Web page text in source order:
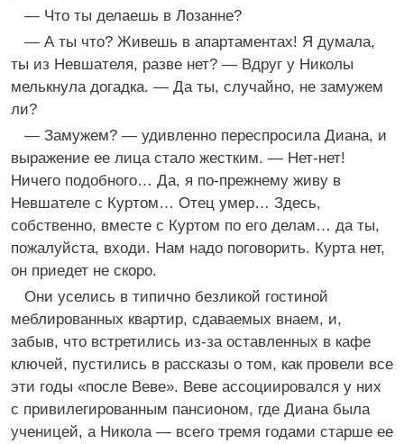
— Что ты делаешь в Лозанне?
— А ты что? Живешь в апартаментах! Я думала,
ты из Невшателя, разве нет? — Вдруг у Николы
мелькнула догадка. — Да ты, случайно, не замужем
ли?
— Замужем? — удивленно переспросила Диана, и
выражение ее лица стало жестким. — Нет-нет!
Ничего подобного… Да, я по-прежнему живу в
Невшателе с Куртом… Отец умер… Здесь,
собственно, вместе с Куртом по его делам… да ты,
пожалуйста, входи. Нам надо поговорить. Курта нет,
он приедет не скоро.
Они уселись в типично безликой гостиной
меблированных квартир, сдаваемых внаем, и,
забыв, что встретились из-за оставленных в кафе
ключей, пустились в рассказы о том, как провели все
эти годы «после Веве». Веве ассоциировался у них
с привилегированным пансионом, где Диана была
ученицей, а Никола — всего тремя годами старше ее